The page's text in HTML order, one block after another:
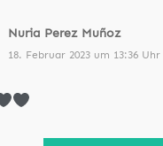
Nuria Perez Muñoz
18. Februar 2023 um 13:36 Uhr